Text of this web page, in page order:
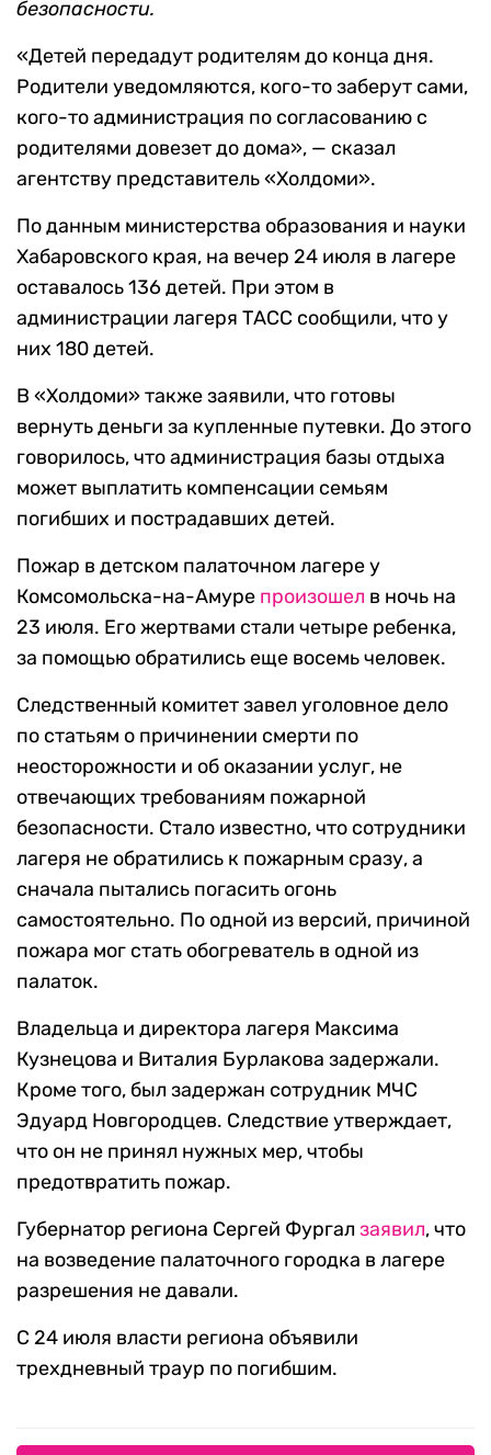
безопасности.
«Детей передадут родителям до конца дня.
Родители уведомляются, кого-то заберут сами,
кого-то администрация по согласованию с
родителями довезет до дома», — сказал
агентству представитель «Холдоми».
По данным министерства образования и науки
Хабаровского края, на вечер 24 июля в лагере
оставалось 136 детей. При этом в
администрации лагеря ТАСС сообщили, что у
них 180 детей.
В «Холдоми» также заявили, что готовы
вернуть деньги за купленные путевки. До этого
говорилось, что администрация базы отдыха
может выплатить компенсации семьям
погибших и пострадавших детей.
Пожар в детском палаточном лагере у
Комсомольска-на-Амуре произошел в ночь на
23 июля. Его жертвами стали четыре ребенка,
за помощью обратились еще восемь человек.
Следственный комитет завел уголовное дело
по статьям о причинении смерти по
неосторожности и об оказании услуг, не
отвечающих требованиям пожарной
безопасности. Стало известно, что сотрудники
лагеря не обратились к пожарным сразу, а
сначала пытались погасить огонь
самостоятельно. По одной из версий, причиной
пожара мог стать обогреватель в одной из
палаток.
Владельца и директора лагеря Максима
Кузнецова и Виталия Бурлакова задержали.
Кроме того, был задержан сотрудник МЧС
Эдуард Новгородцев. Следствие утверждает,
что он не принял нужных мер, чтобы
предотвратить пожар.
Губернатор региона Сергей Фургал заявил, что
на возведение палаточного городка в лагере
разрешения не давали.
С 24 июля власти региона объявили
трехдневный траур по погибшим.